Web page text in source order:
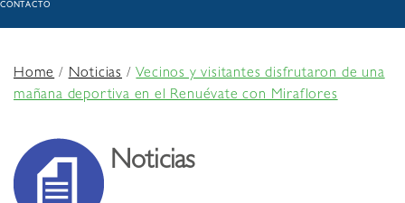
CONTACTO
Home/Noticias /Vecinos y visitantes disfrutaron de una
mañana deportiva en el Renuévate con Miraflores
Noticias